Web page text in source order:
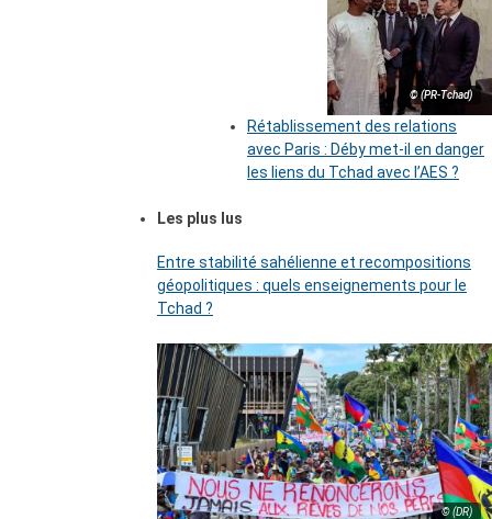
© (PR-Tchad)
Rétablissement des relations
avec Paris : Déby met-il en danger
les liens du Tchad avec l’AES ?
Les plus lus
Entre stabilité sahélienne et recompositions
géopolitiques : quels enseignements pour le
Tchad ?
© (DR)